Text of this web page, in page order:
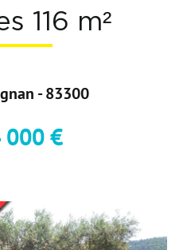
Nos Formations
116 m²
- 83300
000 €